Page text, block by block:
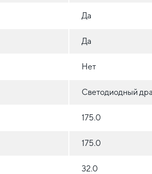
Да
Да
Нет
Светодиодный
175.0
175.0
32.0